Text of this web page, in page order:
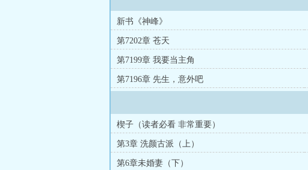
新书《神峰》
第7202章 苍天
第7199章 我要当主角
第7196章 先生，意外吧
楔子（读者必看 非常重要）
第3章 洗颜古派（上）
第6章未婚妻（下）